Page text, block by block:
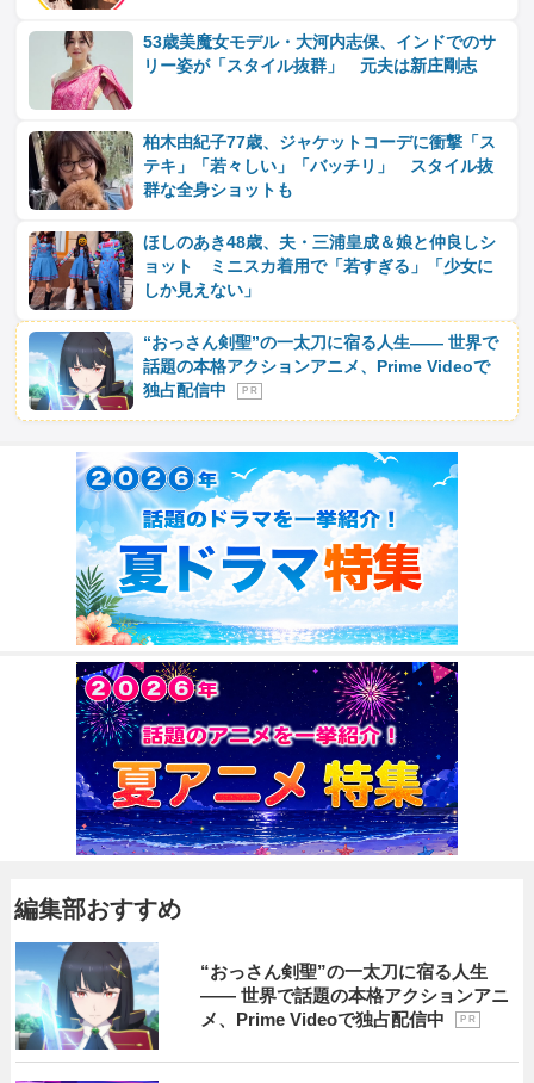
53歳美魔女モデル・大河内志保、インドでのサ
リー姿が「スタイル抜群」 元夫は新庄剛志
柏木由紀子77歳、ジャケットコーデに衝撃「ス
テキ」「若々しい」「バッチリ」 スタイル抜
群な全身ショットも
ほしのあき48歳、夫・三浦皇成＆娘と仲良しシ
ョット ミニスカ着用で「若すぎる」「少女に
しか見えない」
“おっさん剣聖”の一太刀に宿る人生―― 世界で
話題の本格アクションアニメ、Prime Videoで
独占配信中
P R
編集部おすすめ
“おっさん剣聖”の一太刀に宿る人生
―― 世界で話題の本格アクションアニ
メ、Prime Videoで独占配信中
P R